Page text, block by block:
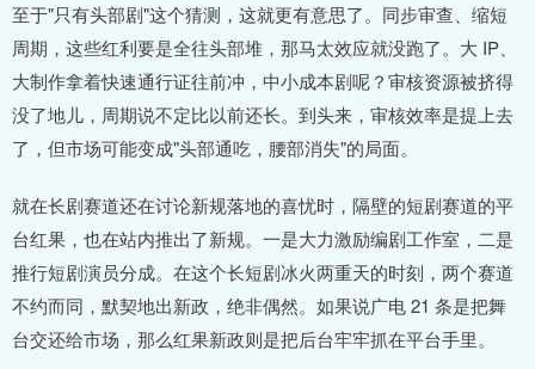
至于"只有头部剧"这个猜测，这就更有意思了。同步审查、缩短
周期，这些红利要是全往头部堆，那马太效应就没跑了。大 IP、
大制作拿着快速通行证往前冲，中小成本剧呢？审核资源被挤得
没了地儿，周期说不定比以前还长。到头来，审核效率是提上去
了，但市场可能变成"头部通吃，腰部消失"的局面。
就在长剧赛道还在讨论新规落地的喜忧时，隔壁的短剧赛道的平
台红果，也在站内推出了新规。一是大力激励编剧工作室，二是
推行短剧演员分成。在这个长短剧冰火两重天的时刻，两个赛道
不约而同，默契地出新政，绝非偶然。如果说广电 21 条是把舞
台交还给市场，那么红果新政则是把后台牢牢抓在平台手里。